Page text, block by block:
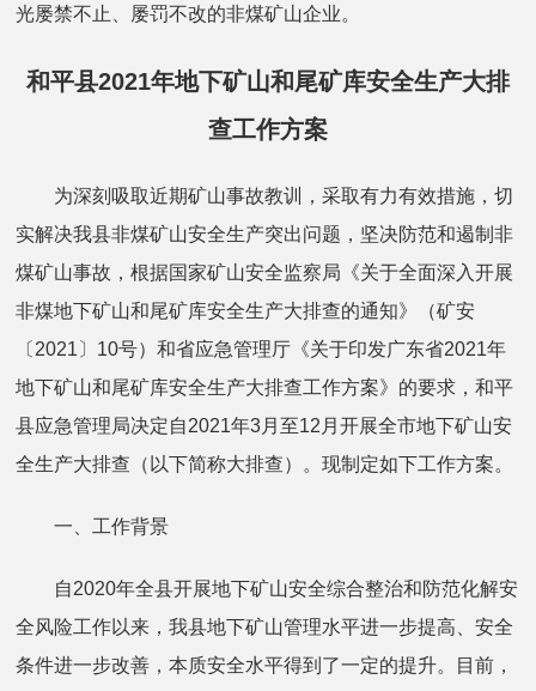
光屡禁不止、屡罚不改的非煤矿山企业。
和平县2021年地下矿山和尾矿库安全生产大排
查工作方案
为深刻吸取近期矿山事故教训，采取有力有效措施，切
实解决我县非煤矿山安全生产突出问题，坚决防范和遏制非
煤矿山事故，根据国家矿山安全监察局《关于全面深入开展
非煤地下矿山和尾矿库安全生产大排查的通知》（矿安
〔2021〕10号）和省应急管理厅《关于印发广东省2021年
地下矿山和尾矿库安全生产大排查工作方案》的要求，和平
县应急管理局决定自2021年3月至12月开展全市地下矿山安
全生产大排查（以下简称大排查）。现制定如下工作方案。
一、工作背景
自2020年全县开展地下矿山安全综合整治和防范化解安
全风险工作以来，我县地下矿山管理水平进一步提高、安全
条件进一步改善，本质安全水平得到了一定的提升。目前，